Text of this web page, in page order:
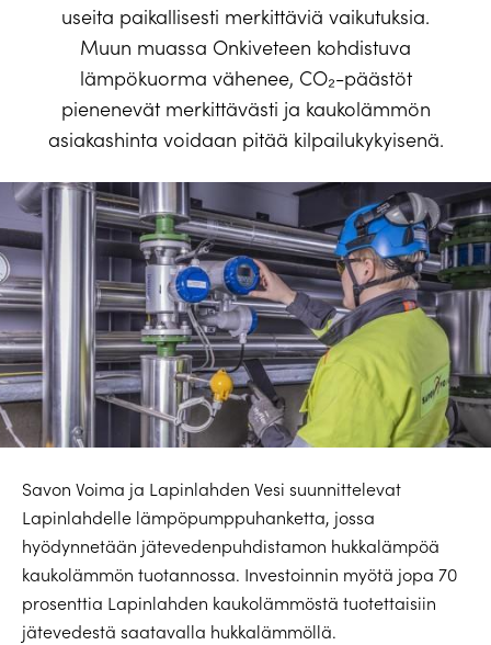
useita paikallisesti merkittäviä vaikutuksia.
Muun muassa Onkiveteen kohdistuva
lämpökuorma vähenee, CO₂-päästöt
pienenevät merkittävästi ja kaukolämmön
asiakashinta voidaan pitää kilpailukykyisenä.
Savon Voima ja Lapinlahden Vesi suunnittelevat
Lapinlahdelle lämpöpumppuhanketta, jossa
hyödynnetään jätevedenpuhdistamon hukkalämpöä
kaukolämmön tuotannossa. Investoinnin myötä jopa 70
prosenttia Lapinlahden kaukolämmöstä tuotettaisiin
jätevedestä saatavalla hukkalämmöllä.